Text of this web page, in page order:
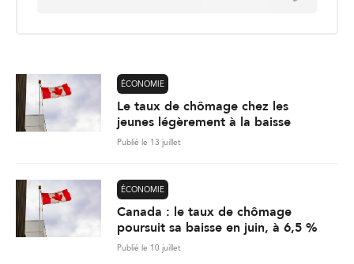
ÉCONOMIE
Le taux de chômage chez les
jeunes légèrement à la baisse
Publié le 13 juillet
ÉCONOMIE
Canada : le taux de chômage
poursuit sa baisse en juin, à 6,5 %
Publié le 10 juillet